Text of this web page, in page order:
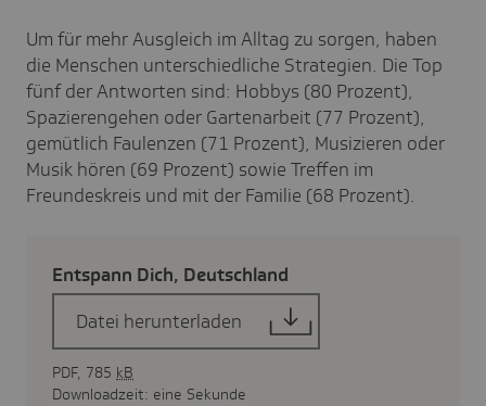
Um für mehr Ausgleich im Alltag zu sorgen, haben
die Menschen unterschiedliche Strategien. Die Top
fünf der Antworten sind: Hobbys (80 Prozent),
Spazierengehen oder Gartenarbeit (77 Prozent),
gemütlich Faulenzen (71 Prozent), Musizieren oder
Musik hören (69 Prozent) sowie Treffen im
Freundeskreis und mit der Familie (68 Prozent).
Entspann Dich, Deutsch­land
Datei herunterladen
PDF, 785 kB
Downloadzeit: eine Sekunde